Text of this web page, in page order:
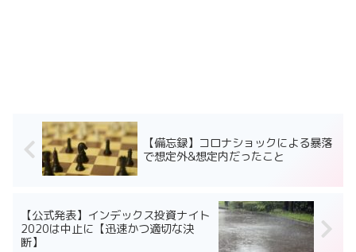
【備忘録】コロナショックによる暴落
で想定外&想定内だったこと
【公式発表】インデックス投資ナイト
2020は中止に【迅速かつ適切な決
断】